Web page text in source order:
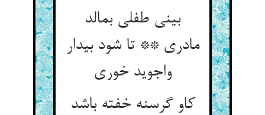
بینی طفلی بمالد
مادری ** تا شود بیدار
واجوید خوری‏
کاو گرسنه خفته باشد